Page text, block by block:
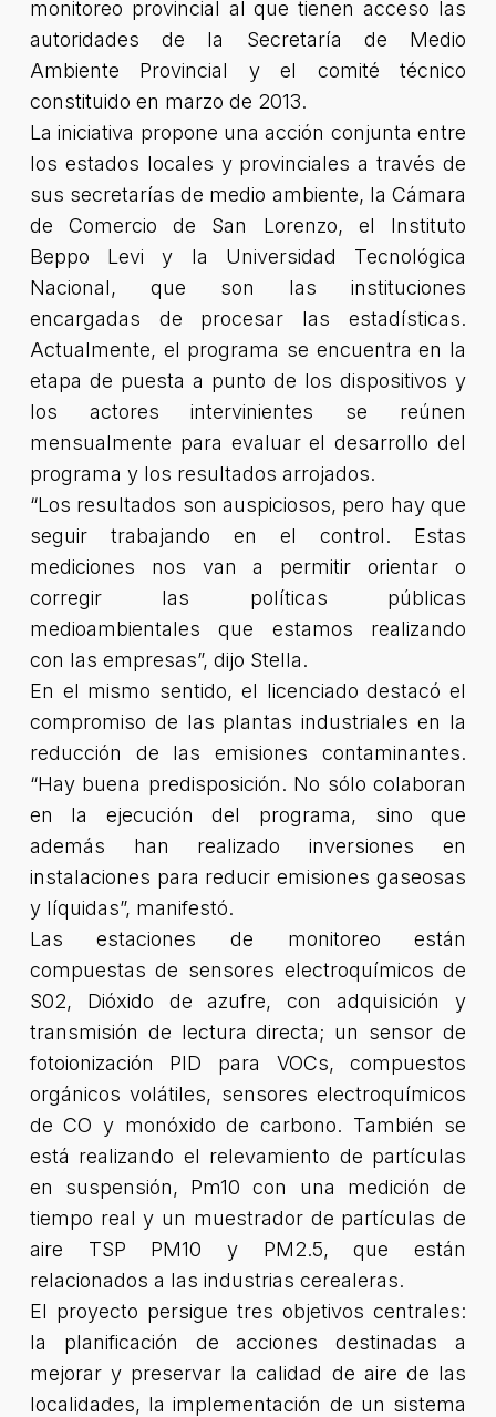
monitoreo provincial al que tienen acceso las
autoridades de la Secretaría de Medio
Ambiente Provincial y el comité técnico
constituido en marzo de 2013.
La iniciativa propone una acción conjunta entre
los estados locales y provinciales a través de
sus secretarías de medio ambiente, la Cámara
de Comercio de San Lorenzo, el Instituto
Beppo Levi y la Universidad Tecnológica
Nacional, que son las instituciones
encargadas de procesar las estadísticas.
Actualmente, el programa se encuentra en la
etapa de puesta a punto de los dispositivos y
los actores intervinientes se reúnen
mensualmente para evaluar el desarrollo del
programa y los resultados arrojados.
“Los resultados son auspiciosos, pero hay que
seguir trabajando en el control. Estas
mediciones nos van a permitir orientar o
corregir las políticas públicas
medioambientales que estamos realizando
con las empresas”, dijo Stella.
En el mismo sentido, el licenciado destacó el
compromiso de las plantas industriales en la
reducción de las emisiones contaminantes.
“Hay buena predisposición. No sólo colaboran
en la ejecución del programa, sino que
además han realizado inversiones en
instalaciones para reducir emisiones gaseosas
y líquidas”, manifestó.
Las estaciones de monitoreo están
compuestas de sensores electroquímicos de
S02, Dióxido de azufre, con adquisición y
transmisión de lectura directa; un sensor de
fotoionización PID para VOCs, compuestos
orgánicos volátiles, sensores electroquímicos
de CO y monóxido de carbono. También se
está realizando el relevamiento de partículas
en suspensión, Pm10 con una medición de
tiempo real y un muestrador de partículas de
aire TSP PM10 y PM2.5, que están
relacionados a las industrias cerealeras.
El proyecto persigue tres objetivos centrales:
la planificación de acciones destinadas a
mejorar y preservar la calidad de aire de las
localidades, la implementación de un sistema